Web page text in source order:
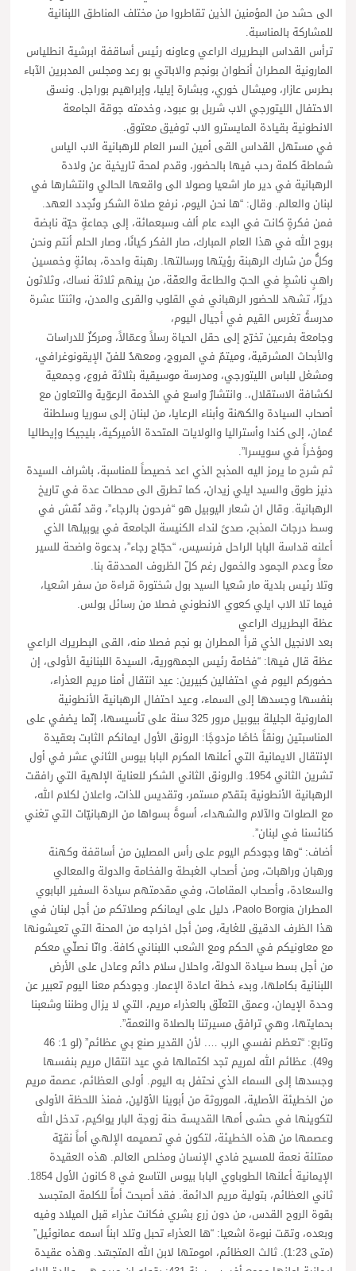
الى حشد من المؤمنين الذين تقاطروا من مختلف المناطق اللبنانية
للمشاركة بالمناسبة.
ترأس القداس البطريرك الراعي وعاونه رئيس أساقفة ابرشية انطلياس
المارونية المطران أنطوان بونجم والاباتي بو رعد ومجلس المدبرين الآباء
بطرس عازار، وميشال خوري، وبشارة إيليا، وإبراهيم بوراجل. ونسق
الاحتفال الليتورجي الاب شربل بو عبود، وخدمته جوقة الجامعة
الانطونية بقيادة المايسترو الاب توفيق معتوق.
في مستهل القداس القى أمين السر العام للرهبانية الاب الياس
شماطة كلمة رحب فيها بالحضور، وقدم لمحة تاريخية عن ولادة
الرهبانية في دير مار اشعيا وصولا الى واقعها الحالي وانتشارها في
لبنان والعالم. وقال: “ها نحن اليوم، نرفع صلاة الشكر ونُجدد العهد.
فمن فكرةٍ كانت في البدء عام ألف وسبعمائة، إلى جماعةٍ حيّة نابضة
بروح الله في هذا العام المبارك، صار الفكر كيانًا، وصار الحلم أنتم ونحن
وكلُّ من شارك الرهبنة رؤيتها ورسالتها. رهبنة واحدة، بمائةٍ وخمسين
راهبٍ ناشطٍ في الحبّ والطاعة والعفّة، من بينهم ثلاثة نساك، وثلاثون
ديرًا، تشهد للحضور الرهباني في القلوب والقرى والمدن، واثنتا عشرة
مدرسةً تغرس القيم في أجيال اليوم،
وجامعة بفرعين تخرّج إلى حقل الحياة رسلاً وعمّالاً، ومركزٌ للدراسات
والأبحاث المشرقية، وميتمٌ في المروج، ومعهدٌ للفنّ الإيقونوغرافي،
ومشغل للباس الليتورجي، ومدرسة موسيقية بثلاثة فروع، وجمعية
لكشافة الاستقلال،. وانتشارٌ واسع في الخدمة الرعوّية والتعاون مع
أصحاب السيادة والكهنة وأبناء الرعايا، من لبنان إلى سوريا وسلطنة
عُمان، إلى كندا وأستراليا والولايات المتحدة الأميركية، بليجيكا وإيطاليا
ومؤخراً في سويسرا”.
ثم شرح ما يرمز اليه المذبح الذي اعد خصيصاً للمناسبة، باشراف السيدة
دنيز طوق والسيد ايلي زيدان، كما تطرق الى محطات عدة في تاريخ
الرهبانية. وقال ان شعار اليوبيل هو “فرحون بالرجاء”، وقد نُقش في
وسط درجات المذبح، صدىً لنداء الكنيسة الجامعة في يوبيلها الذي
أعلنه قداسة البابا الراحل فرنسيس، “حجّاج رجاء”، بدعوة واضحة للسير
معاً وعدم الجمود والخمول رغم كلّ الظروف المحدقة بنا.
وتلا رئيس بلدية مار شعيا السيد بول شختورة قراءة من سفر اشعيا،
فيما تلا الاب ايلي كعوي الانطوني فصلا من رسائل بولس.
عظة البطريرك الراعي
بعد الانجيل الذي قرأ المطران بو نجم فصلا منه، القى البطريرك الراعي
عظة قال فيها: “فخامة رئيس الجمهورية، السيدة اللبنانية الأولى، إن
حضوركم اليوم في احتفالين كبيرين: عيد انتقال أمنا مريم العذراء،
بنفسها وجسدها إلى السماء، وعيد احتفال الرهبانية الأنطونية
المارونية الجليلة بيوبيل مرور 325 سنة على تأسيسها، إنّما يضفي على
المناسبتين رونقاً خاصًا مزدوجًا: الرونق الأول ايمانكم الثابت بعقيدة
الإنتقال الايمانية التي أعلنها المكرم البابا بيوس الثاني عشر في أول
تشرين الثاني 1954. والرونق الثاني الشكر للعناية الإلهية التي رافقت
الرهبانية الأنطونية بتقدّم مستمر، وتقديس للذات، واعلان لكلام الله،
مع الصلوات والآلام والشهداء، أسوةً بسواها من الرهبانيّات التي تغني
كنائسنا في لبنان”.
أضاف: “وها وجودكم اليوم على رأس المصلين من أساقفة وكهنة
ورهبان وراهبات، ومن أصحاب الغبطة والفخامة والدولة والمعالي
والسعادة، وأصحاب المقامات، وفي مقدمتهم سيادة السفير البابوي
المطران Paolo Borgia، دليل على ايمانكم وصلاتكم من أجل لبنان في
هذا الظرف الدقيق للغاية، ومن أجل اخراجه من المحنة التي تعيشونها
مع معاونيكم في الحكم ومع الشعب اللبناني كافة. وانّا نصلّي معكم
من أجل بسط سيادة الدولة، واحلال سلام دائم وعادل على الأرض
اللبنانية بكاملها، وبدء خطة اعادة الإعمار. وجودكم معنا اليوم تعبير عن
وحدة الإيمان، وعمق التعلّق بالعذراء مريم، التي لا يزال وطننا وشعبنا
بحمايتها، وهي ترافق مسيرتنا بالصلاة والنعمة”.
وتابع: “تعظم نفسي الرب …. لأن القدير صنع بي عظائم” (لو 1: 46
و49). عظائم الله لمريم تجد اكتمالها في عيد انتقال مريم بنفسها
وجسدها إلى السماء الذي نحتفل به اليوم. أولى العظائم، عصمة مريم
من الخطيئة الأصلية، الموروثة من أبوينا الأوّلين، فمنذ اللحظة الأولى
لتكوينها في حشى أمها القديسة حنة زوجة البار يواكيم، تدخل الله
وعصمها من هذه الخطيئة، لتكون في تصميمه الإلهي أماً نقيّة
ممتلئة نعمة للمسيح فادي الإنسان ومخلص العالم. هذه العقيدة
الإيمانية أعلنها الطوباوي البابا بيوس التاسع في 8 كانون الأول 1854.
ثاني العظائم، بتولية مريم الدائمة. فقد أصبحت أماً للكلمة المتجسد
بقوة الروح القدس، من دون زرع بشري فكانت عذراء قبل الميلاد وفيه
وبعده، وتمّت نبوءة اشعيا: “ها العذراء تحبل وتلد ابناً اسمه عمانوئيل”
(متى 1:23). ثالث العظائم، امومتها لابن الله المتجسّد. وهذه عقيدة